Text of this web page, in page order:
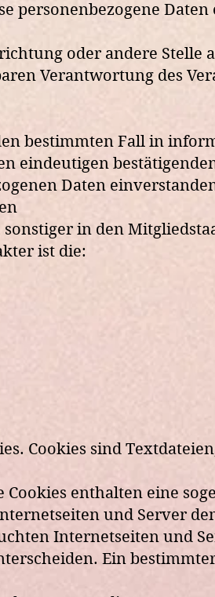
personenbezogene
oder andere
Verantwortung des
bestimmten Fall in
eindeutigen
Daten
in den
ist die:
Cookies sind
enthalten eine
und Server
Internetseiten und
Ein